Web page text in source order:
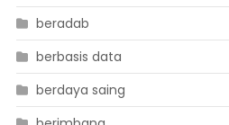
beradab
berbasis data
berdaya saing